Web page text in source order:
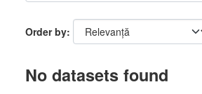
Order by
No datasets found